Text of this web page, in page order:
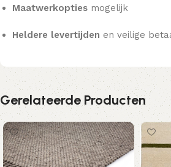
Maatwerkopties mogelijk
Heldere levertijden en veilige
Gerelateerde Producten